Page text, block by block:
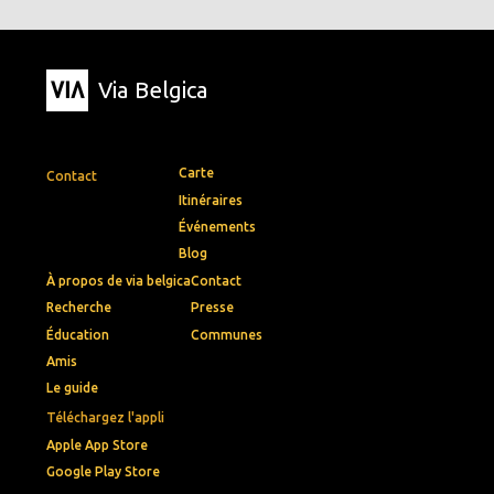
Via Belgica
Contact
Téléchargez l'appli
Apple App Store
Google Play Store
Carte
Itinéraires
Événements
Blog
À propos de via belgica
Recherche
Éducation
Amis
Le guide
Contact
Presse
Communes